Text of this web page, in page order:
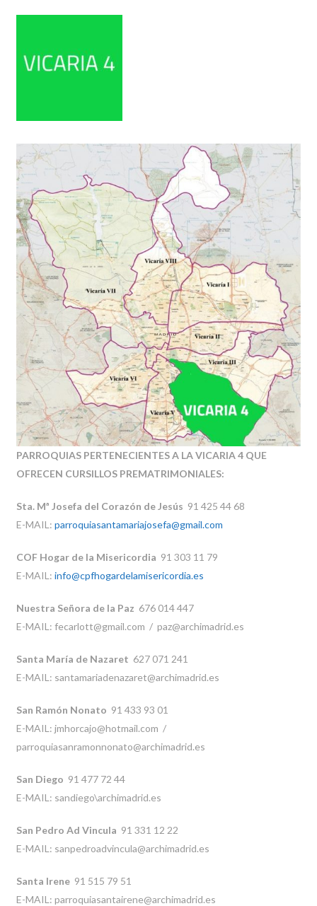
PARROQUIAS PERTENECIENTES A LA VICARIA 4 QUE
OFRECEN CURSILLOS PREMATRIMONIALES:
Sta. Mª Josefa del Corazón de Jesús 91 425 44 68
E-MAIL:parroquiasantamariajosefa@gmail.com
COF Hogar de la Misericordia 91 303 11 79
E-MAIL:info@cpfhogardelamisericordia.es
Nuestra Señora de la Paz 676 014 447
E-MAIL: fecarlott@gmail.com / paz@archimadrid.es
Santa María de Nazaret 627 071 241
E-MAIL: santamariadenazaret@archimadrid.es
San Ramón Nonato 91 433 93 01
E-MAIL: jmhorcajo@hotmail.com /
parroquiasanramonnonato@archimadrid.es
San Diego 91 477 72 44
E-MAIL: sandiego\archimadrid.es
San Pedro Ad Vincula 91 331 12 22
E-MAIL: sanpedroadvincula@archimadrid.es
Santa Irene 91 515 79 51
E-MAIL: parroquiasantairene@archimadrid.es